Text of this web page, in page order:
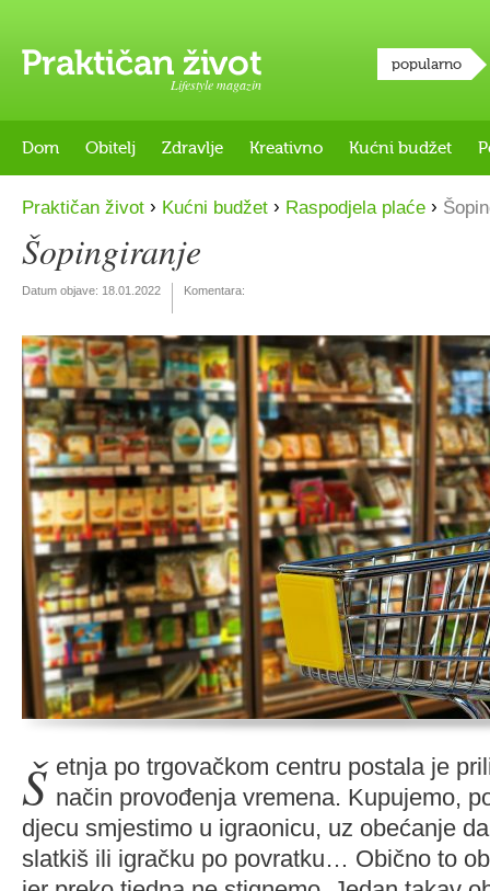
Lifestyle magazin
popularno
Dom Obitelj Zdravlje Kreativno Kućni budžet
Praktičan život › Kućni budžet › Raspodjela plaće ›
Šopingiranje
Datum objave: 18.01.2022 Komentara:
Šetnja po trgovačkom centru postala je prilično uobičajen način provođenja vremena. Kupujemo,
djecu smjestimo u igraonicu, uz obećanje
slatkiš ili igračku po povratku… Obično to